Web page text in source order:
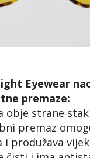
Eyewear
premaze:
obje strane
premaz
i produžava